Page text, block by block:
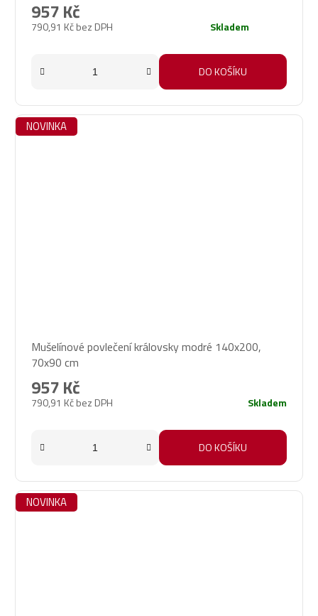
790,91 Kč bez DPH
957 Kč
Skladem
DO KOŠÍKU
NOVINKA
Mušelínové povlečení královsky modré 140x200,
70x90 cm
790,91 Kč bez DPH
957 Kč
Skladem
DO KOŠÍKU
NOVINKA